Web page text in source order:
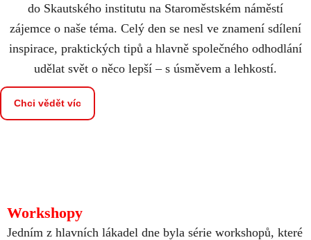
do Skautského institutu na Staroměstském náměstí
zájemce o naše téma. Celý den se nesl ve znamení sdílení
inspirace, praktických tipů a hlavně společného odhodlání
udělat svět o něco lepší – s úsměvem a lehkostí.
Chci vědět víc
Workshopy
Jedním z hlavních lákadel dne byla série workshopů, které